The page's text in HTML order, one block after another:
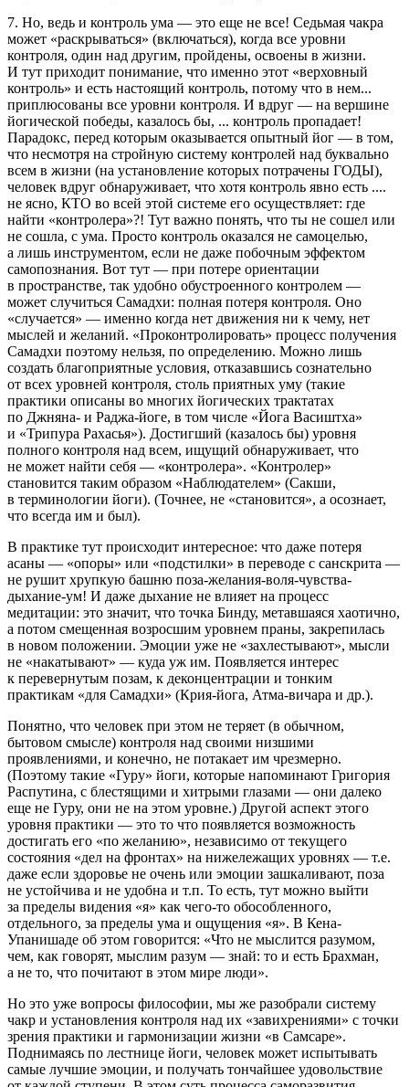
7. Но, ведь и контроль ума — это еще не все! Седьмая чакра
может «раскрываться» (включаться), когда все уровни
контроля, один над другим, пройдены, освоены в жизни.
И тут приходит понимание, что именно этот «верховный
контроль» и есть настоящий контроль, потому что в нем...
приплюсованы все уровни контроля. И вдруг — на вершине
йогической победы, казалось бы, ... контроль пропадает!
Парадокс, перед которым оказывается опытный йог — в том,
что несмотря на стройную систему контролей над буквально
всем в жизни (на установление которых потрачены ГОДЫ),
человек вдруг обнаруживает, что хотя контроль явно есть ....
не ясно, КТО во всей этой системе его осуществляет: где
найти «контролера»?! Тут важно понять, что ты не сошел или
не сошла, с ума. Просто контроль оказался не самоцелью,
а лишь инструментом, если не даже побочным эффектом
самопознания. Вот тут — при потере ориентации
в пространстве, так удобно обустроенного контролем —
может случиться Самадхи: полная потеря контроля. Оно
«случается» — именно когда нет движения ни к чему, нет
мыслей и желаний. «Проконтролировать» процесс получения
Самадхи поэтому нельзя, по определению. Можно лишь
создать благоприятные условия, отказавшись сознательно
от всех уровней контроля, столь приятных уму (такие
практики описаны во многих йогических трактатах
по Джняна- и Раджа-йоге, в том числе «Йога Васиштха»
и «Трипура Рахасья»). Достигший (казалось бы) уровня
полного контроля над всем, ищущий обнаруживает, что
не может найти себя — «контролера». «Контролер»
становится таким образом «Наблюдателем» (Сакши,
в терминологии йоги). (Точнее, не «становится», а осознает,
что всегда им и был).
В практике тут происходит интересное: что даже потеря
асаны — «опоры» или «подстилки» в переводе с санскрита —
не рушит хрупкую башню поза-желания-воля-чувства-
дыхание-ум! И даже дыхание не влияет на процесс
медитации: это значит, что точка Бинду, метавшаяся хаотично,
а потом смещенная возросшим уровнем праны, закрепилась
в новом положении. Эмоции уже не «захлестывают», мысли
не «накатывают» — куда уж им. Появляется интерес
к перевернутым позам, к деконцентрации и тонким
практикам «для Самадхи» (Крия-йога, Атма-вичара и др.).
Понятно, что человек при этом не теряет (в обычном,
бытовом смысле) контроля над своими низшими
проявлениями, и конечно, не потакает им чрезмерно.
(Поэтому такие «Гуру» йоги, которые напоминают Григория
Распутина, с блестящими и хитрыми глазами — они далеко
еще не Гуру, они не на этом уровне.) Другой аспект этого
уровня практики — это то что появляется возможность
достигать его «по желанию», независимо от текущего
состояния «дел на фронтах» на нижележащих уровнях — т.е.
даже если здоровье не очень или эмоции зашкаливают, поза
не устойчива и не удобна и т.п. То есть, тут можно выйти
за пределы видения «я» как чего-то обособленного,
отдельного, за пределы ума и ощущения «я». В Кена-
Упанишаде об этом говорится: «Что не мыслится разумом,
чем, как говорят, мыслим разум — знай: то и есть Брахман,
а не то, что почитают в этом мире люди».
Но это уже вопросы философии, мы же разобрали систему
чакр и установления контроля над их «завихрениями» с точки
зрения практики и гармонизации жизни «в Самсаре».
Поднимаясь по лестнице йоги, человек может испытывать
самые лучшие эмоции, и получать тончайшее удовольствие